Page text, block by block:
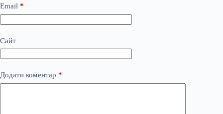
Email *
Сайт
Додати коментар *